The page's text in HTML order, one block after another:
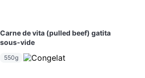
Carne de vita (pulled beef) gatita
sous-vide
550g